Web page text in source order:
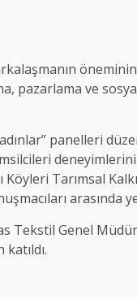
pazarlama ve
panelleri
Tarımsal
arasında
Tekstil Genel